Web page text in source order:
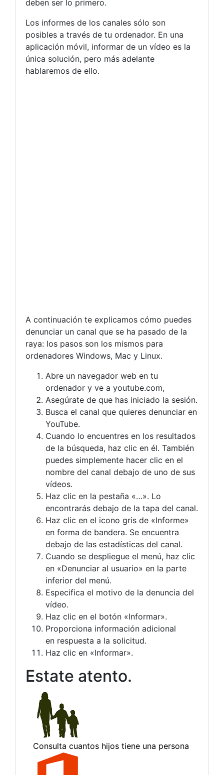
deben ser lo primero.
Los informes de los canales sólo son
posibles a través de tu ordenador. En una
aplicación móvil, informar de un vídeo es la
única solución, pero más adelante
hablaremos de ello.
A continuación te explicamos cómo puedes
denunciar un canal que se ha pasado de la
raya: los pasos son los mismos para
ordenadores Windows, Mac y Linux.
Abre un navegador web en tu
ordenador y ve a youtube.com,
Asegúrate de que has iniciado la sesión.
Busca el canal que quieres denunciar en
YouTube.
Cuando lo encuentres en los resultados
de la búsqueda, haz clic en él. También
puedes simplemente hacer clic en el
nombre del canal debajo de uno de sus
vídeos.
Haz clic en la pestaña «…». Lo
encontrarás debajo de la tapa del canal.
Haz clic en el icono gris de «Informe»
en forma de bandera. Se encuentra
debajo de las estadísticas del canal.
Cuando se despliegue el menú, haz clic
en «Denunciar al usuario» en la parte
inferior del menú.
Especifica el motivo de la denuncia del
vídeo.
Haz clic en el botón «Informar».
Proporciona información adicional
en respuesta a la solicitud.
Haz clic en «Informar».
Estate atento.